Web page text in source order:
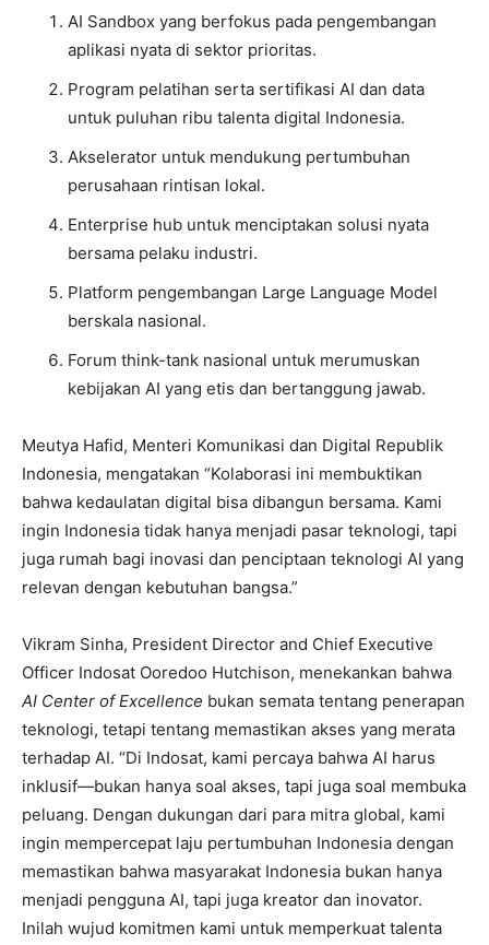
AI Sandbox yang berfokus pada pengembangan
aplikasi nyata di sektor prioritas.
Program pelatihan serta sertifikasi AI dan data
untuk puluhan ribu talenta digital Indonesia.
Akselerator untuk mendukung pertumbuhan
perusahaan rintisan lokal.
Enterprise hub untuk menciptakan solusi nyata
bersama pelaku industri.
Platform pengembangan Large Language Model
berskala nasional.
Forum think-tank nasional untuk merumuskan
kebijakan AI yang etis dan bertanggung jawab.
Meutya Hafid, Menteri Komunikasi dan Digital Republik
Indonesia, mengatakan “Kolaborasi ini membuktikan
bahwa kedaulatan digital bisa dibangun bersama. Kami
ingin Indonesia tidak hanya menjadi pasar teknologi, tapi
juga rumah bagi inovasi dan penciptaan teknologi AI yang
relevan dengan kebutuhan bangsa.”
Vikram Sinha, President Director and Chief Executive
Officer Indosat Ooredoo Hutchison, menekankan bahwa
AI Center of Excellence bukan semata tentang penerapan
teknologi, tetapi tentang memastikan akses yang merata
terhadap AI. “Di Indosat, kami percaya bahwa AI harus
inklusif—bukan hanya soal akses, tapi juga soal membuka
peluang. Dengan dukungan dari para mitra global, kami
ingin mempercepat laju pertumbuhan Indonesia dengan
memastikan bahwa masyarakat Indonesia bukan hanya
menjadi pengguna AI, tapi juga kreator dan inovator.
Inilah wujud komitmen kami untuk memperkuat talenta